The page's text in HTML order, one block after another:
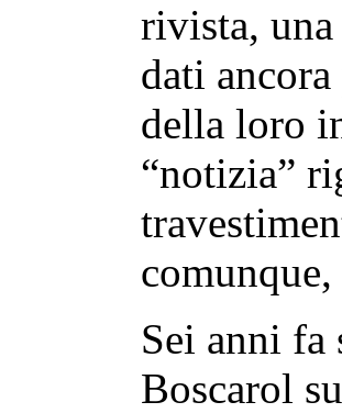
rivista,
dati
della loro
“notizia”
Sei anni
Boscarol